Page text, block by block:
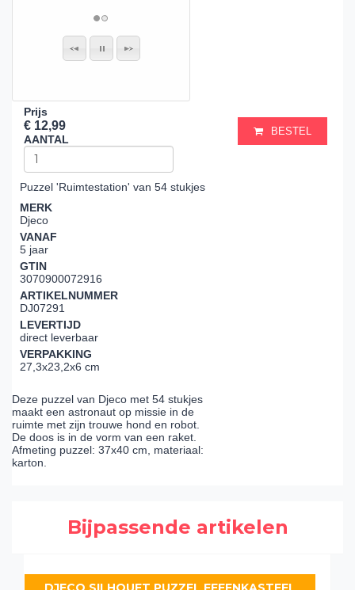
Prijs
€ 12,99
AANTAL
BESTEL
Puzzel 'Ruimtestation' van 54 stukjes
MERK
Djeco
VANAF
5 jaar
GTIN
3070900072916
ARTIKELNUMMER
DJ07291
LEVERTIJD
direct leverbaar
VERPAKKING
27,3x23,2x6 cm
Deze puzzel van Djeco met 54 stukjes
maakt een astronaut op missie in de
ruimte met zijn trouwe hond en robot.
De doos is in de vorm van een raket.
Afmeting puzzel: 37x40 cm, materiaal:
karton.
Bijpassende artikelen